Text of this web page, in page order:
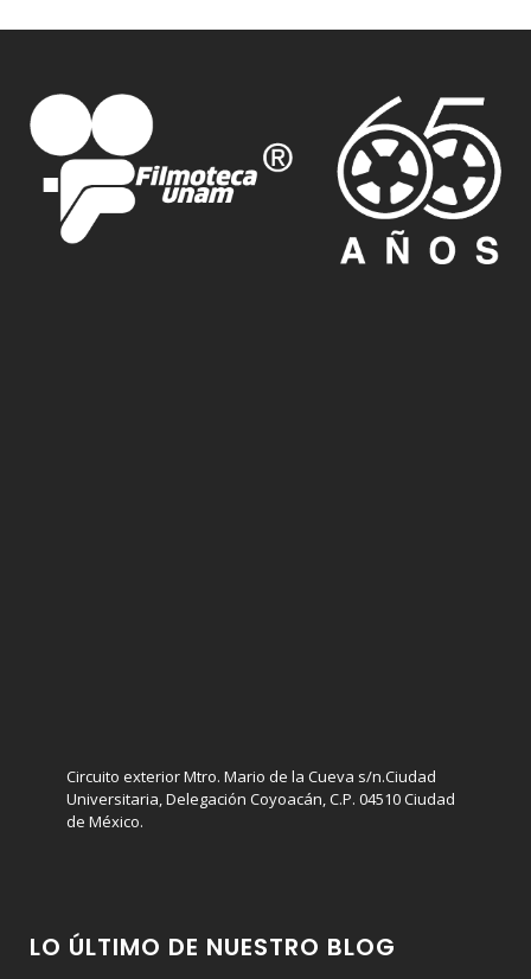
Circuito exterior Mtro. Mario de la Cueva s/n.Ciudad
Universitaria, Delegación Coyoacán, C.P. 04510 Ciudad
de México.
LO ÚLTIMO DE NUESTRO BLOG